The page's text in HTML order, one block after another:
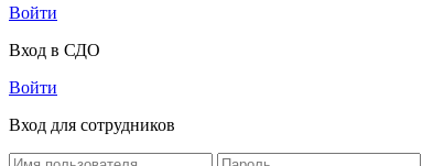
Войти
Вход в СДО
Войти
Вход для сотрудников